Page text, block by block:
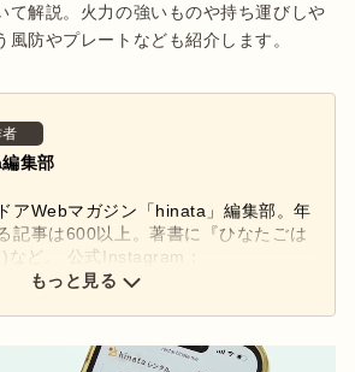
て解説。火力の強いものや持ち運びしや
防やプレートなども紹介します。
集部
アWebマガジン「hinata」編集部。年
記事は600以上。著書に『ひなたごは
など。 公式Instagram：
もっと見る